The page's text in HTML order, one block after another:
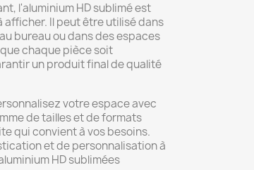
l'aluminium HD sublimé est
Il peut être utilisé dans
bureau ou dans des espaces
chaque pièce soit
un produit final de qualité
votre espace avec
de tailles et de formats
qui convient à vos besoins.
et de personnalisation à
HD sublimées